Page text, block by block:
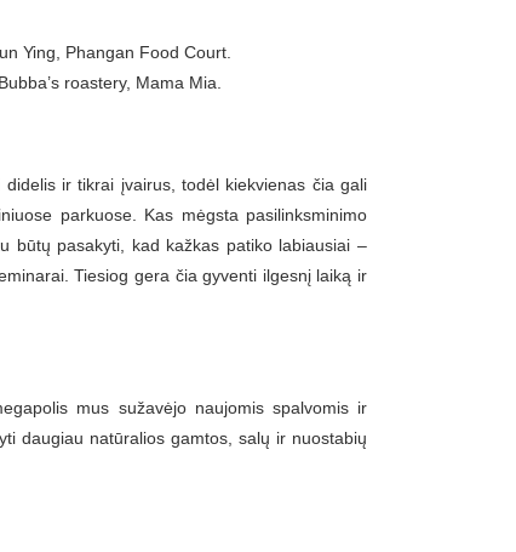
Ying, Phangan Food Court.
roastery, Mama Mia.
ir tikrai įvairus, todėl kiekvienas čia gali
parkuose. Kas mėgsta pasilinksminimo
būtų pasakyti, kad kažkas patiko labiausiai –
Tiesiog gera čia gyventi ilgesnį laiką ir
mus sužavėjo naujomis spalvomis ir
daugiau natūralios gamtos, salų ir nuostabių